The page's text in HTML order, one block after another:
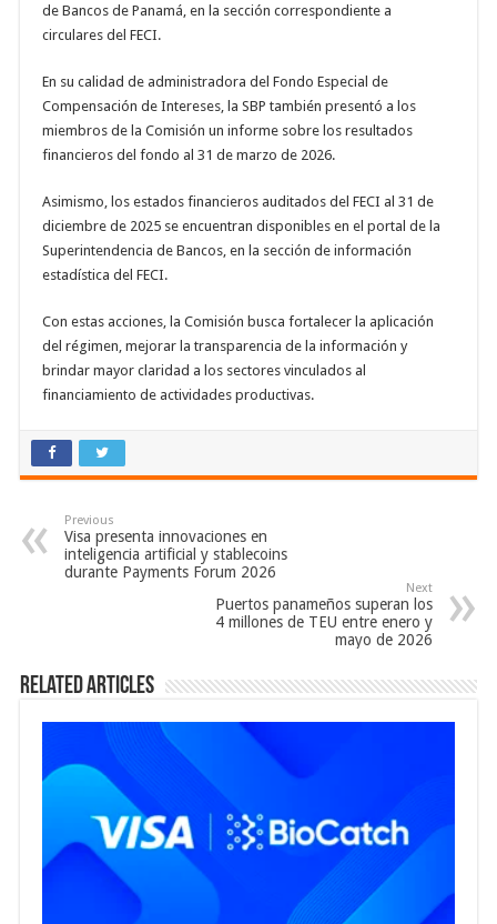
de Bancos de Panamá, en la sección correspondiente a
circulares del FECI.
En su calidad de administradora del Fondo Especial de
Compensación de Intereses, la SBP también presentó a los
miembros de la Comisión un informe sobre los resultados
financieros del fondo al 31 de marzo de 2026.
Asimismo, los estados financieros auditados del FECI al 31 de
diciembre de 2025 se encuentran disponibles en el portal de la
Superintendencia de Bancos, en la sección de información
estadística del FECI.
Con estas acciones, la Comisión busca fortalecer la aplicación
del régimen, mejorar la transparencia de la información y
brindar mayor claridad a los sectores vinculados al
financiamiento de actividades productivas.
Previous
Visa presenta innovaciones en
inteligencia artificial y stablecoins
durante Payments Forum 2026
Next
Puertos panameños superan los
4 millones de TEU entre enero y
mayo de 2026
Related Articles